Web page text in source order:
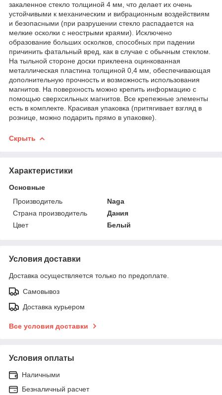
закаленное стекло толщиной 4 мм, что делает их очень
устойчивыми к механическим и вибрационным воздействиям
и безопасными (при разрушении стекло распадается на
мелкие осколки с неострыми краями). Исключено
образование больших осколков, способных при падении
причинить фатальный вред, как в случае с обычным стеклом.
На тыльной стороне доски приклеена оцинкованная
металлическая пластина толщиной 0,4 мм, обеспечивающая
дополнительную прочность и возможность использования
магнитов. На поверхность можно крепить информацию с
помощью сверхсильных магнитов. Все крепежные элементы
есть в комплекте. Красивая упаковка (притягивает взгляд в
рознице, можно подарить прямо в упаковке).
Скрыть
Характеристики
Основные
Производитель
Naga
Страна производитель
Дания
Цвет
Белый
Условия доставки
Доставка осуществляется только по предоплате.
Самовывоз
Доставка курьером
Все условия доставки
Условия оплаты
Наличными
Безналичный расчет